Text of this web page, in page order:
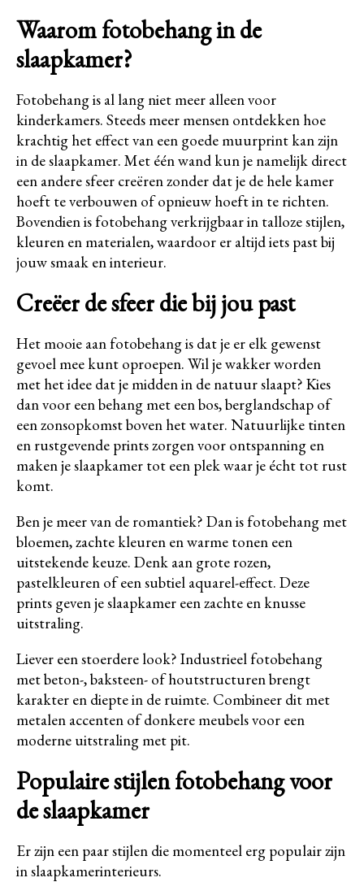
Waarom fotobehang in de
slaapkamer?
Fotobehang is al lang niet meer alleen voor
kinderkamers. Steeds meer mensen ontdekken hoe
krachtig het effect van een goede muurprint kan zijn
in de slaapkamer. Met één wand kun je namelijk direct
een andere sfeer creëren zonder dat je de hele kamer
hoeft te verbouwen of opnieuw hoeft in te richten.
Bovendien is fotobehang verkrijgbaar in talloze stijlen,
kleuren en materialen, waardoor er altijd iets past bij
jouw smaak en interieur.
Creëer de sfeer die bij jou past
Het mooie aan fotobehang is dat je er elk gewenst
gevoel mee kunt oproepen. Wil je wakker worden
met het idee dat je midden in de natuur slaapt? Kies
dan voor een behang met een bos, berglandschap of
een zonsopkomst boven het water. Natuurlijke tinten
en rustgevende prints zorgen voor ontspanning en
maken je slaapkamer tot een plek waar je écht tot rust
komt.
Ben je meer van de romantiek? Dan is fotobehang met
bloemen, zachte kleuren en warme tonen een
uitstekende keuze. Denk aan grote rozen,
pastelkleuren of een subtiel aquarel-effect. Deze
prints geven je slaapkamer een zachte en knusse
uitstraling.
Liever een stoerdere look? Industrieel fotobehang
met beton-, baksteen- of houtstructuren brengt
karakter en diepte in de ruimte. Combineer dit met
metalen accenten of donkere meubels voor een
moderne uitstraling met pit.
Populaire stijlen fotobehang voor
de slaapkamer
Er zijn een paar stijlen die momenteel erg populair zijn
in slaapkamerinterieurs.